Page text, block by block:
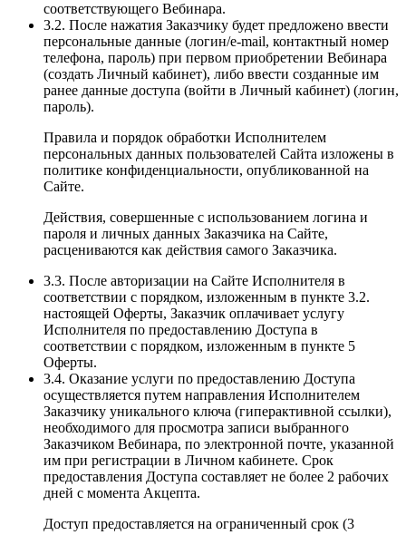
соответствующего Вебинара.
3.2. После нажатия Заказчику будет предложено ввести
персональные данные (логин/e-mail, контактный номер
телефона, пароль) при первом приобретении Вебинара
(создать Личный кабинет), либо ввести созданные им
ранее данные доступа (войти в Личный кабинет) (логин,
пароль).
Правила и порядок обработки Исполнителем
персональных данных пользователей Сайта изложены в
политике конфиденциальности, опубликованной на
Сайте.
Действия, совершенные с использованием логина и
пароля и личных данных Заказчика на Сайте,
расцениваются как действия самого Заказчика.
3.3. После авторизации на Сайте Исполнителя в
соответствии с порядком, изложенным в пункте 3.2.
настоящей Оферты, Заказчик оплачивает услугу
Исполнителя по предоставлению Доступа в
соответствии с порядком, изложенным в пункте 5
Оферты.
3.4. Оказание услуги по предоставлению Доступа
осуществляется путем направления Исполнителем
Заказчику уникального ключа (гиперактивной ссылки),
необходимого для просмотра записи выбранного
Заказчиком Вебинара, по электронной почте, указанной
им при регистрации в Личном кабинете. Срок
предоставления Доступа составляет не более 2 рабочих
дней с момента Акцепта.
Доступ предоставляется на ограниченный срок (3